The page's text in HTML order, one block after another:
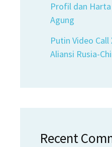
Profil dan
Agung
Putin Video
Aliansi Rusia-
Recent